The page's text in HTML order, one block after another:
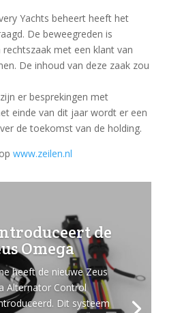
Yachts beheert heeft het
De beweegreden is
met een klant van
De inhoud van deze zaak zou
er besprekingen met
einde van dit jaar wordt er een
de toekomst van de holding.
www.zeilen.nl
de
Omega
heeft de nieuwe Zeus
Alternator Control
Dit systeem